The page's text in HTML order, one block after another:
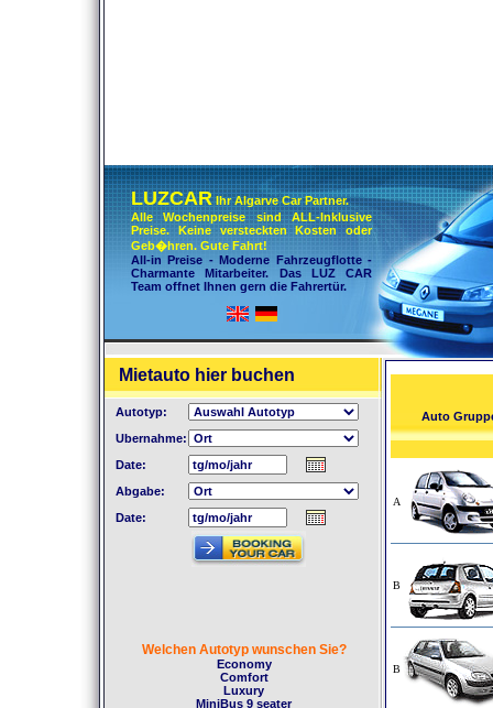
LUZCAR Ihr Algarve Car Partner.
Alle Wochenpreise sind ALL-Inklusive
Preise. Keine versteckten Kosten oder
Geb�hren. Gute Fahrt!
All-in Preise - Moderne Fahrzeugflotte -
Charmante Mitarbeiter. Das LUZ CAR
Team offnet Ihnen gern die Fahrertür.
Mietauto hier buchen
Autotyp:
Ubernahme:
Date:
Abgabe:
Date:
Welchen Autotyp wunschen Sie?
Economy
Comfort
Luxury
MiniBus 9 seater